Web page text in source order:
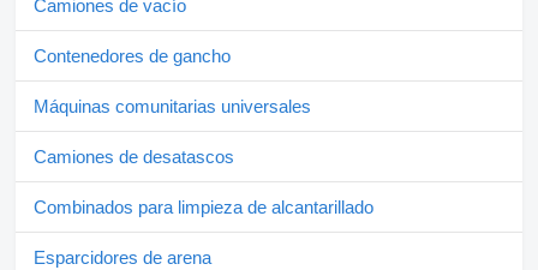
Camiones de vacío
Contenedores de gancho
Máquinas comunitarias universales
Camiones de desatascos
Combinados para limpieza de alcantarillado
Esparcidores de arena